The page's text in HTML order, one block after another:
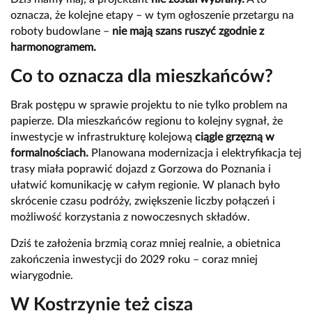
oznacza, że kolejne etapy – w tym ogłoszenie przetargu na
roboty budowlane – nie mają szans ruszyć zgodnie z
harmonogramem.
Co to oznacza dla mieszkańców?
Brak postępu w sprawie projektu to nie tylko problem na
papierze. Dla mieszkańców regionu to kolejny sygnał, że
inwestycje w infrastrukturę kolejową ciągle grzęzną w
formalnościach. Planowana modernizacja i elektryfikacja tej
trasy miała poprawić dojazd z Gorzowa do Poznania i
ułatwić komunikację w całym regionie. W planach było
skrócenie czasu podróży, zwiększenie liczby połączeń i
możliwość korzystania z nowoczesnych składów.
Dziś te założenia brzmią coraz mniej realnie, a obietnica
zakończenia inwestycji do 2029 roku – coraz mniej
wiarygodnie.
W Kostrzynie też cisza